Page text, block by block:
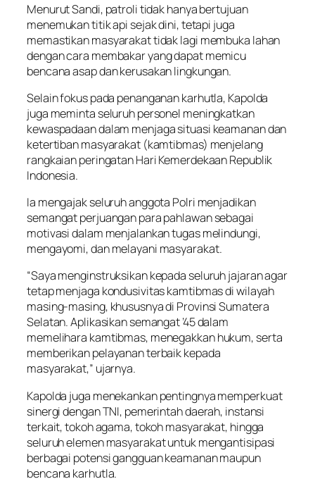
Menurut Sandi, patroli tidak hanya bertujuan
menemukan titik api sejak dini, tetapi juga
memastikan masyarakat tidak lagi membuka lahan
dengan cara membakar yang dapat memicu
bencana asap dan kerusakan lingkungan.
Selain fokus pada penanganan karhutla, Kapolda
juga meminta seluruh personel meningkatkan
kewaspadaan dalam menjaga situasi keamanan dan
ketertiban masyarakat (kamtibmas) menjelang
rangkaian peringatan Hari Kemerdekaan Republik
Indonesia.
Ia mengajak seluruh anggota Polri menjadikan
semangat perjuangan para pahlawan sebagai
motivasi dalam menjalankan tugas melindungi,
mengayomi, dan melayani masyarakat.
“Saya menginstruksikan kepada seluruh jajaran agar
tetap menjaga kondusivitas kamtibmas di wilayah
masing-masing, khususnya di Provinsi Sumatera
Selatan. Aplikasikan semangat ’45 dalam
memelihara kamtibmas, menegakkan hukum, serta
memberikan pelayanan terbaik kepada
masyarakat,” ujarnya.
Kapolda juga menekankan pentingnya memperkuat
sinergi dengan TNI, pemerintah daerah, instansi
terkait, tokoh agama, tokoh masyarakat, hingga
seluruh elemen masyarakat untuk mengantisipasi
berbagai potensi gangguan keamanan maupun
bencana karhutla.